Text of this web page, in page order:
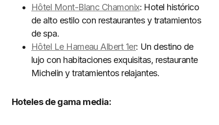
Hôtel Mont-Blanc Chamonix: Hotel histórico
de alto estilo con restaurantes y tratamientos
de spa.
Hôtel Le Hameau Albert 1er: Un destino de
lujo con habitaciones exquisitas, restaurante
Michelin y tratamientos relajantes.
Hoteles de gama media: